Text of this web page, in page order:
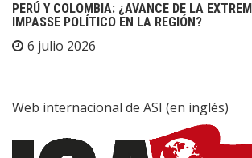
PERÚ Y COLOMBIA: ¿AVANCE DE LA
IMPASSE POLÍTICO EN LA REGIÓN?
6 julio 2026
Web internacional de ASI (en inglés)